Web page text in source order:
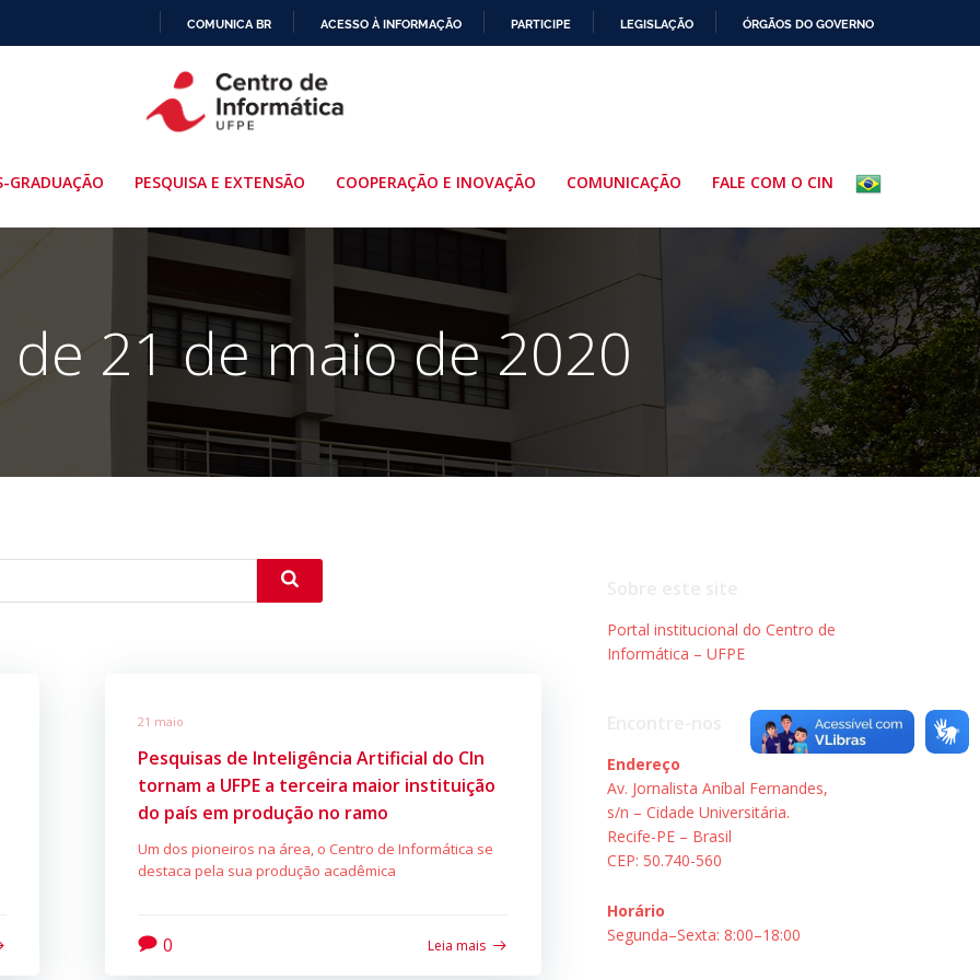
PARA
O
COMUNICA BR ACESSO À INFORMAÇÃO PARTICIPE LEGISLAÇÃO ÓRGÃOS DO GOVERNO
GRADUAÇÃO PESQUISA E EXTENSÃO COOPERAÇÃO E INOVAÇÃO COMUNICAÇÃO FALE COM O CIN
de 21 de maio de 2020
21 maio
Pesquisas de Inteligência Artificial do CIn
tornam a UFPE a terceira maior instituição
do país em produção no ramo
Um dos pioneiros na área, o Centro de Informática se
destaca pela sua produção acadêmica
0 Leia mais
Portal institucional do Centro de
Informática – UFPE
Endereço
Av. Jornalista Aníbal Fernandes,
s/n – Cidade Universitária.
Recife-PE – Brasil
CEP: 50.740-560
Horário
Segunda–Sexta: 8:00–18:00